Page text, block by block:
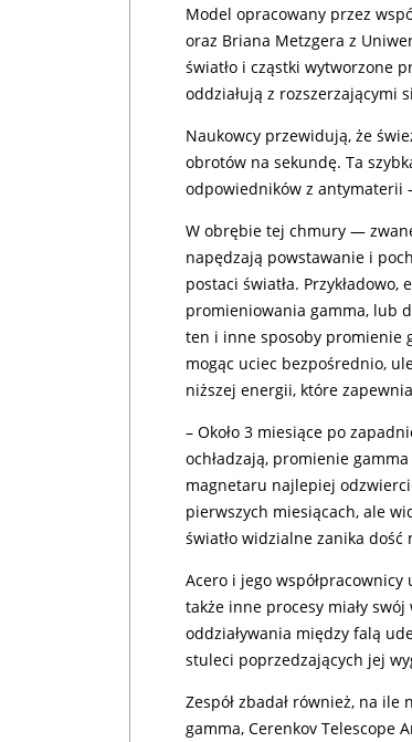
Model opracowany przez
oraz Briana Metzgera z
światło i cząstki wytworzone
oddziałują z rozszerzającymi
Naukowcy przewidują, że
obrotów na sekundę. Ta
odpowiedników z antymaterii
W obrębie tej chmury —
napędzają powstawanie i
postaci światła.
promieniowania gamma, lub
ten i inne sposoby promienie
mogąc uciec bezpośrednio,
niższej energii, które
– Około 3 miesiące po
ochładzają, promienie
magnetaru najlepiej
pierwszych miesiącach, ale
światło widzialne zanika
Acero i jego współpracownicy
także inne procesy miały
oddziaływania między falą
stuleci poprzedzających jej
Zespół zbadał również, na
gamma, Cerenkov Telescope